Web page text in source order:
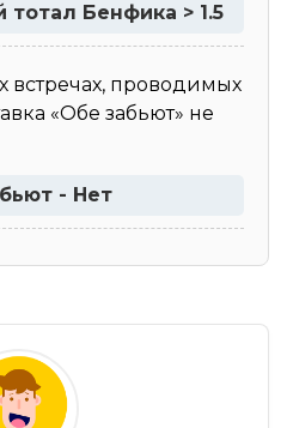
Бенфика > 1.5
встречах, проводимых
«Обе забьют» не
- Нет